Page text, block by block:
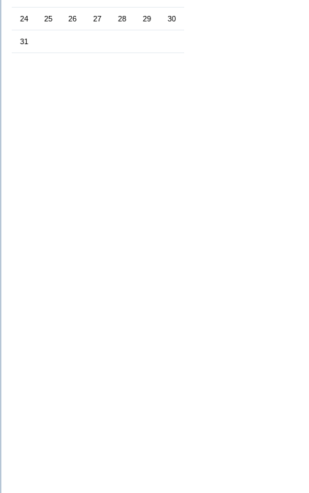
24 25 26 27 28 29 30
31